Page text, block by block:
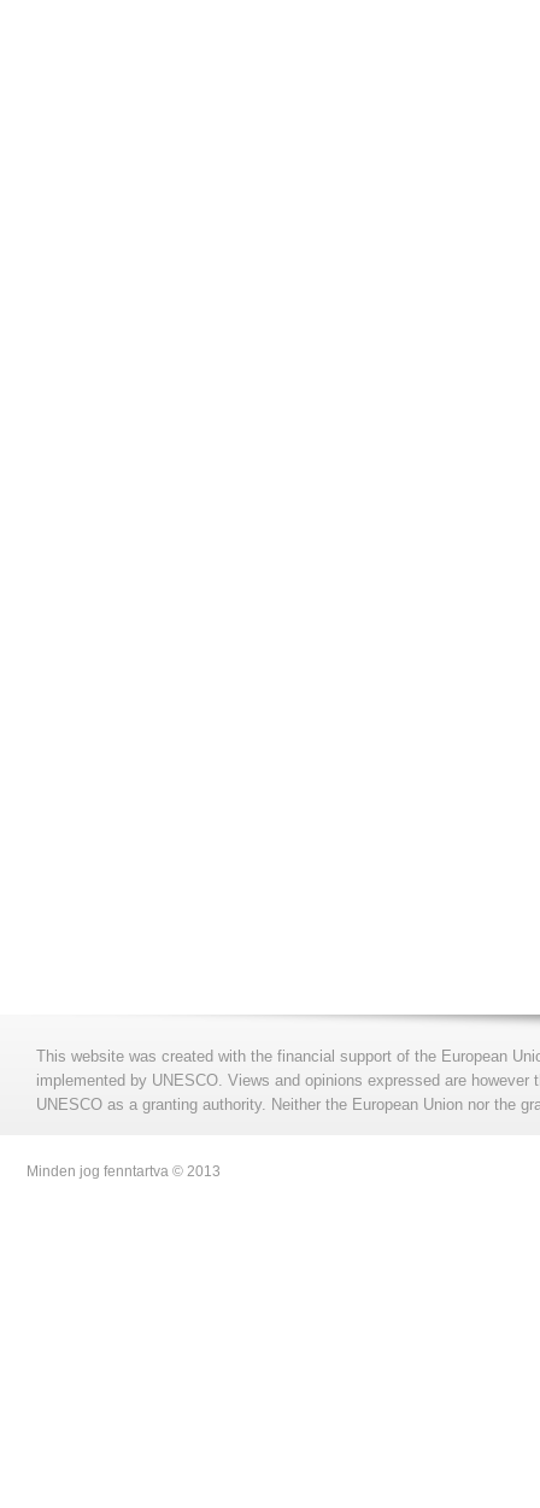
This website was created with the financial support of the European
implemented by UNESCO. Views and opinions expressed are
UNESCO as a granting authority. Neither the European Union nor the
Minden jog fenntartva © 2013